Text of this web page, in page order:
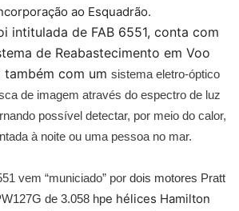
ao Esquadrão.
intitulada de FAB 6551, conta com
de Reabastecimento em Voo
também com um sistema eletro-óptico
de imagem através do espectro de luz
possível detectar, por meio do calor,
à noite ou uma pessoa no mar.
vem “municiado” por dois motores Pratt
de 3.058 hpe hélices Hamilton